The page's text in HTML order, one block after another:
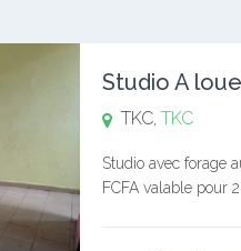
Studio A
TKC, TKC
Studio avec forage
FCFA valable pour